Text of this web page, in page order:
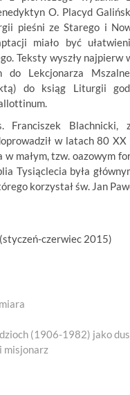
O. Placyd
pieśni ze Starego i
miało być
Teksty wyszły najpierw
do Lekcjonarza
do ksiąg Liturgii
Franciszek Blachnicki,
w latach 80
w małym, tzw. oazowym
Tysiąclecia była
korzystał św. Jan
czerwiec 2015)
(1906-1982) jako
misjonarz